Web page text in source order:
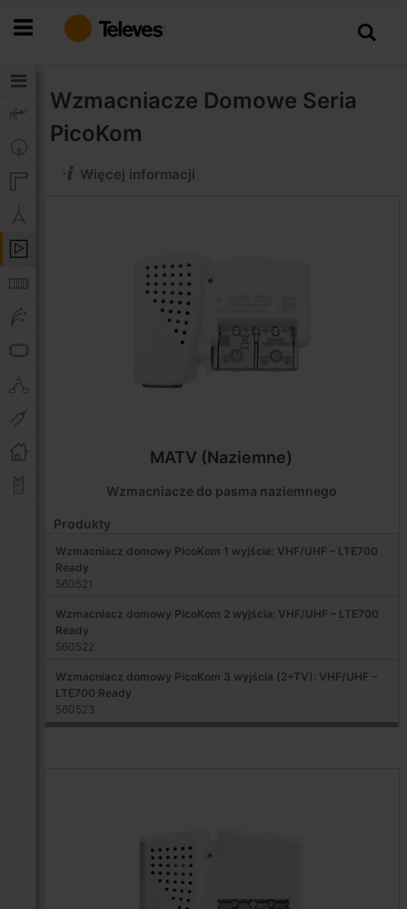
do
Wzmacniacze Domowe Seria
PicoKom
Więcej informacji
MATV (Naziemne)
Wzmacniacze do pasma naziemnego
Produkty
Wzmacniacz domowy PicoKom 1 wyjście: VHF/UHF – LTE700
Ready
560521
Wzmacniacz domowy PicoKom 2 wyjścia: VHF/UHF – LTE700
Ready
560522
Wzmacniacz domowy PicoKom 3 wyjścia (2+TV): VHF/UHF –
LTE700 Ready
560523